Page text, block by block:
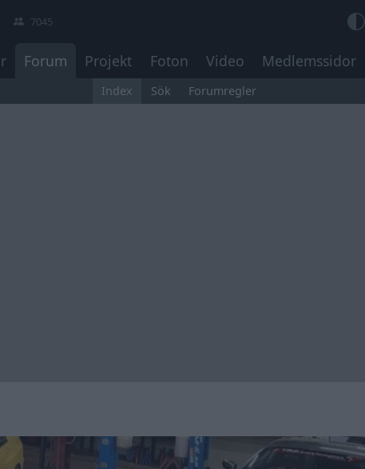
7045
Forum Projekt Foton Video Medlemssidor
Index Sök Forumregler